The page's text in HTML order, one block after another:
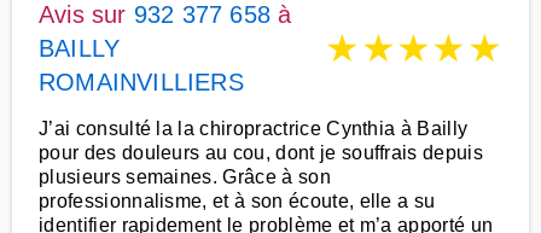
Avis sur 932 377 658 à
BAILLY
ROMAINVILLIERS
★★★★★
J’ai consulté la la chiropractrice Cynthia à Bailly
pour des douleurs au cou, dont je souffrais depuis
plusieurs semaines. Grâce à son
professionnalisme, et à son écoute, elle a su
identifier rapidement le problème et m’a apporté un